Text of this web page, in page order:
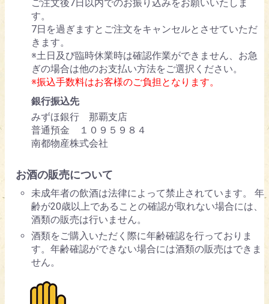
ご注文後7日以内でのお振り込みをお願いいたしま
す。
7日を過ぎますとご注文をキャンセルとさせていただ
きます。
※土日及び臨時休業時は確認作業ができません、お急
ぎの場合は他のお支払い方法をご選択ください。
※振込手数料はお客様のご負担となります。
銀行振込先
みずほ銀行 那覇支店
普通預金 １０９５９８４
南都物産株式会社
お酒の販売について
未成年者の飲酒は法律によって禁止されています。 年
齢が20歳以上であることの確認が取れない場合には、
酒類の販売は行いません。
酒類をご購入いただく際に年齢確認を行っておりま
す。年齢確認ができない場合には酒類の販売はできま
せん。